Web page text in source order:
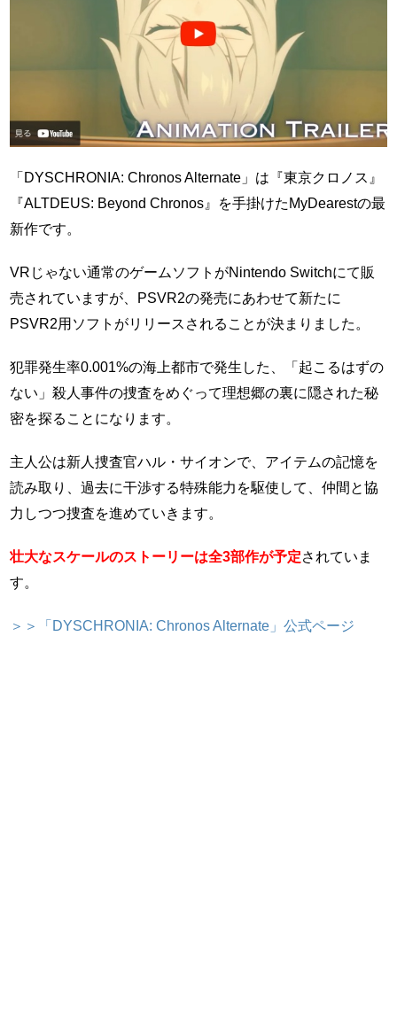
「DYSCHRONIA: Chronos Alternate」は『東京クロノス』
『ALTDEUS: Beyond Chronos』を手掛けたMyDearestの最
新作です。
VRじゃない通常のゲームソフトがNintendo Switchにて販
売されていますが、PSVR2の発売にあわせて新たに
PSVR2用ソフトがリリースされることが決まりました。
犯罪発生率0.001%の海上都市で発生した、「起こるはずの
ない」殺人事件の捜査をめぐって理想郷の裏に隠された秘
密を探ることになります。
主人公は新人捜査官ハル・サイオンで、アイテムの記憶を
読み取り、過去に干渉する特殊能力を駆使して、仲間と協
力しつつ捜査を進めていきます。
壮大なスケールのストーリーは全3部作が予定されていま
す。
＞＞「DYSCHRONIA: Chronos Alternate」公式ページ